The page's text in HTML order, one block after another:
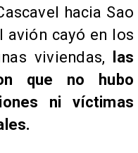
hacia Sao
avión cayó en los
viviendas,
las
que no hubo
ni víctimas